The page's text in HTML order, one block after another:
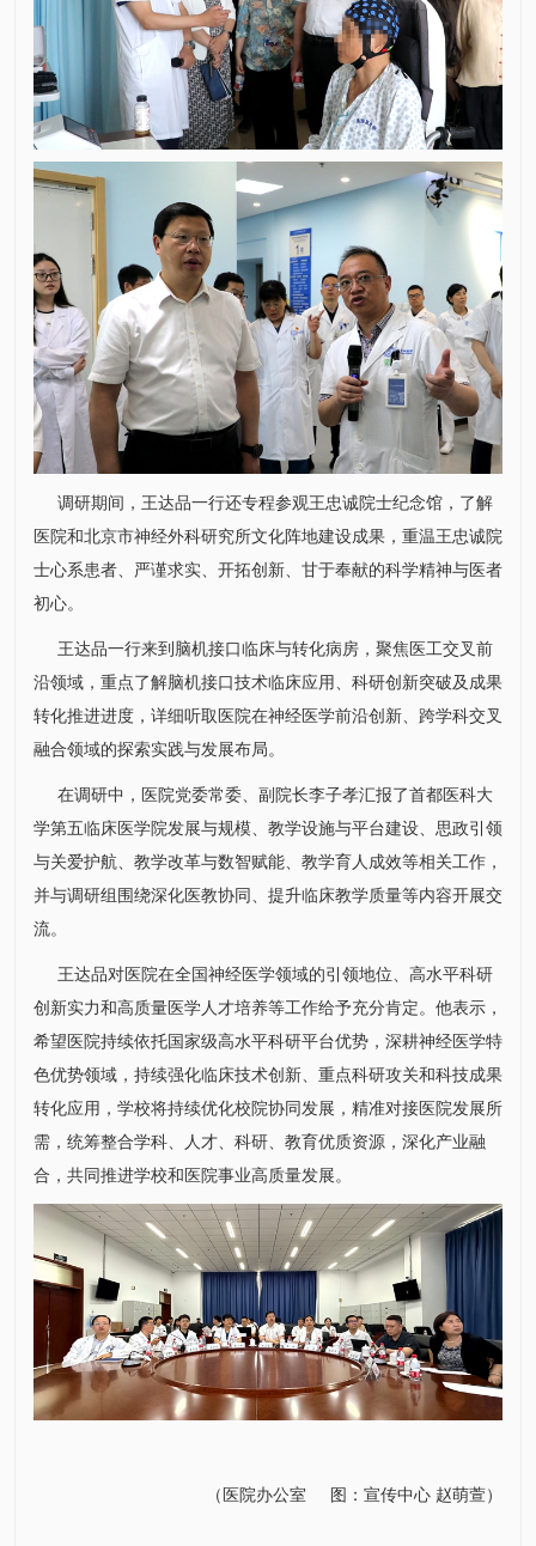
调研期间，王达品一行还专程参观王忠诚院士纪念馆，了解
医院和北京市神经外科研究所文化阵地建设成果，重温王忠诚院
士心系患者、严谨求实、开拓创新、甘于奉献的科学精神与医者
初心。
王达品一行来到脑机接口临床与转化病房，聚焦医工交叉前
沿领域，重点了解脑机接口技术临床应用、科研创新突破及成果
转化推进进度，详细听取医院在神经医学前沿创新、跨学科交叉
融合领域的探索实践与发展布局。
在调研中，医院党委常委、副院长李子孝汇报了首都医科大
学第五临床医学院发展与规模、教学设施与平台建设、思政引领
与关爱护航、教学改革与数智赋能、教学育人成效等相关工作，
并与调研组围绕深化医教协同、提升临床教学质量等内容开展交
流。
王达品对医院在全国神经医学领域的引领地位、高水平科研
创新实力和高质量医学人才培养等工作给予充分肯定。他表示，
希望医院持续依托国家级高水平科研平台优势，深耕神经医学特
色优势领域，持续强化临床技术创新、重点科研攻关和科技成果
转化应用，学校将持续优化校院协同发展，精准对接医院发展所
需，统筹整合学科、人才、科研、教育优质资源，深化产业融
合，共同推进学校和医院事业高质量发展。
（医院办公室 图：宣传中心 赵萌萱）